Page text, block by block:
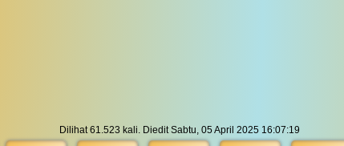
Dilihat 61.523 kali. Diedit Sabtu, 05 April 2025 16:07:19